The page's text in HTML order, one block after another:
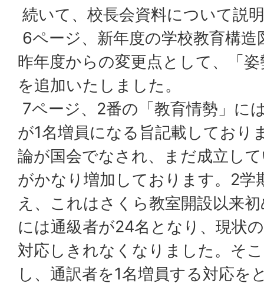
続いて、校長会資料について説
6ページ、新年度の学校教育構
昨年度からの変更点として、「
を追加いたしました。
7ページ、2番の「教育情勢」に
が1名増員になる旨記載しており
論が国会でなされ、まだ成立し
がかなり増加しております。2学
え、これはさくら教室開設以来
には通級者が24名となり、現状
対応しきれなくなりました。そ
し、通訳者を1名増員する対応を